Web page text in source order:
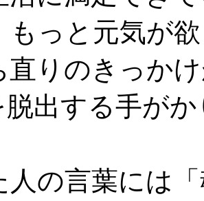
もっと元気が
直りのきっか
脱出する手が
の言葉には